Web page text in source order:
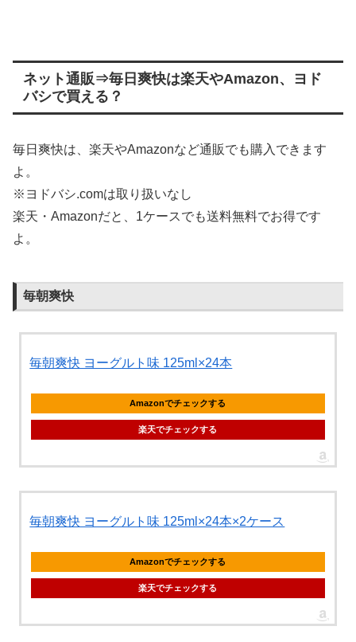
ネット通販⇒毎日爽快は楽天やAmazon、ヨド
バシで買える？
毎日爽快は、楽天やAmazonなど通販でも購入できます
よ。
※ヨドバシ.comは取り扱いなし
楽天・Amazonだと、1ケースでも送料無料でお得です
よ。
毎朝爽快
毎朝爽快 ヨーグルト味 125ml×24本
Amazonでチェックする
楽天でチェックする
毎朝爽快 ヨーグルト味 125ml×24本×2ケース
Amazonでチェックする
楽天でチェックする